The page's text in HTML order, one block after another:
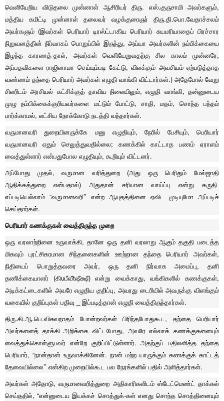
வெளியேறிய விடுதலை முன்னாள் ஆசிரியர் திரு. எஸ்.குருசாமி அவர்களும்,
மத்திய கமிட்டி முன்னாள் தலைவர் வழக்குரைஞர் திரு.தி.பொ.வேதாச்சலம்
அவர்களும் (இவர்கள் பெரியார் டிரஸ்ட்டாகிய பெரியார் சுயமரியாதைப் பிரச்சார
நிறுவனத்தின் நிர்வாகப் பொறுப்பில் இருந்து, அய்யா அவர்களின் நம்பிக்கையை
இழந்த காரணத்-தால், அவர்கள் வெளியேறுவதற்கு சில காலம் முன்னரே,
அப்பதவிகளை ராஜினாமா செய்யும்படி கேட்டு, விலக்கும் அவசியம் ஏற்படுத்தாத
வண்ணம் தந்தை பெரியார் அவர்கள் எழுதி வாங்கி விட்டார்கள்.) அதேபோல் வேறு
சிலரிடம் அரசியல் கட்சிக்குத் தாவிய நிலையிலும், எழுதி வாங்கி, தன்னுடைய
முழு நம்பிக்கைக்குரியவர்களை மட்டும் போட்டு, சாதி, மதம், சொந்த பந்தம்
பார்க்காமல், லட்சிய நோக்கோடு நடத்தி வந்தார்கள்.
வருமானவரி துறையினருக்கே மனு எழுதியும், நேரில் பேசியும், பெரியார்
வருமானவரி ஏதும் செலுத்துவதில்லை; கணக்கில் காட்டாத பணம் ஏராளம்
வைத்துள்ளார் என்பதுபோல எழுதியும், கூறியும் விட்டனர்.
அப்போது முதல், வருமான வரித்துறை (அது ஒரு பெரிதும் மேல்ஜாதி
ஆதிக்கத்துறை என்பதால்) அதுதான் சரியான வாய்ப்பு என்று கருதி
எப்படியெல்லாம் “வருமானவரி’’ என்ற ஆயுதத்தினை ஏவிட முடியுமோ அப்படிச்
செய்தார்கள்.
பெரியார் கணக்குகள் வைத்திருந்த முறை
ஒரு வரலாற்றினை உருவாக்கி, தானே ஒரு தனி வரலாறு ஆகும் தகுதி படைத்த
மிகவும் புரட்சிகரமான சிந்தனைகளின் ஊற்றான தந்தை பெரியார் அவர்கள்,
நிதியைப் பொறுத்தவரை அவர், ஒரு தனி நிர்வாக அமைப்பு, தனி
தணிக்கையாளர் (கிuபீவீtஷீக்ஷீ) என்று வைக்காது, வங்கிகளில் கணக்குகள்,
அடிக்கட்டைகளில் அவரே எழுதிய குறிப்பு, அவரது டைரியில் அவருக்கு விளங்கும்
வகையில் குறிப்புகள் பதிவு _ இப்படித்தான் எழுதி வைத்திருந்தார்கள்.
திரு.கி.ஆ.பெ.விசுவநாதம் போன்றவர்கள் பிரிந்தபோதுகூட, தந்தை பெரியார்
அவர்களைத் தாக்கி அறிக்கை விட்டபோது, அவரே எல்லாக் கணக்குகளையும்
வைத்துக்கொள்ளுபவர் என்றே குறிப்பிட்டுள்ளார். அதற்குப் பதிலளித்த தந்தை
பெரியார், “நான்தான் உருவாக்கினேன். நான் மற்ற யாருக்கும் கணக்குக் காட்டத்
தேவையில்லை’’ என்கிற முறையில்கூட பல நேரங்களில் பதில் அளித்தார்கள்.
அவர்கள் அதோடு, வருமானவரித்துறை அதிகாரிகளிடம் ஸ்டேட்மெண்ட் தாக்கல்
செய்ததில், “என்னுடைய இயக்கச் சொத்துக்-கள் எனது சொந்த சொத்தினையும்